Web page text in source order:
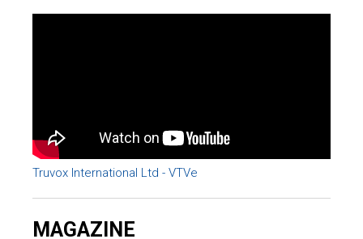
Truvox International Ltd - VTVe
MAGAZINE